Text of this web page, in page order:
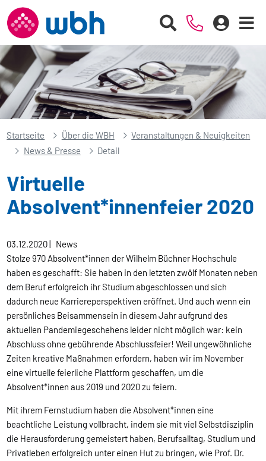
Startseite Über die WBH
Veranstaltungen & Neuigkeiten
News & Presse
Detail
Virtuelle
Absolvent*innenfeier 2020
03.12.2020| News
Stolze 970 Absolvent*innen der Wilhelm Büchner Hochschule
haben es geschafft: Sie haben in den letzten zwölf Monaten neben
dem Beruf erfolgreich ihr Studium abgeschlossen und sich
dadurch neue Karriereperspektiven eröffnet. Und auch wenn ein
persönliches Beisammensein in diesem Jahr aufgrund des
aktuellen Pandemiegeschehens leider nicht möglich war: kein
Abschluss ohne gebührende Abschlussfeier! Weil ungewöhnliche
Zeiten kreative Maßnahmen erfordern, haben wir im November
eine virtuelle feierliche Plattform geschaffen, um die
Absolvent*innen aus 2019 und 2020 zu feiern.
Mit ihrem Fernstudium haben die Absolvent*innen eine
beachtliche Leistung vollbracht, indem sie mit viel Selbstdisziplin
die Herausforderung gemeistert haben, Berufsalltag, Studium und
Privatleben erfolgreich unter einen Hut zu bringen, wie Prof. Dr.